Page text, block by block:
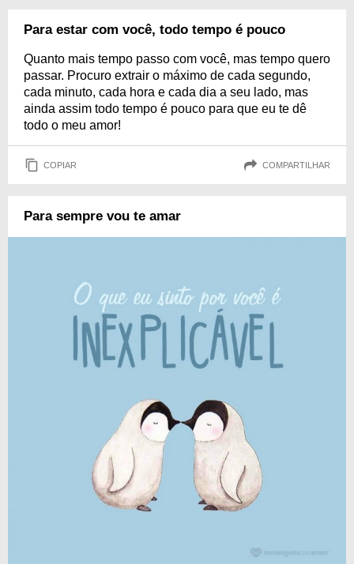
Para estar com você, todo tempo é pouco
Quanto mais tempo passo com você, mas tempo quero
passar. Procuro extrair o máximo de cada segundo,
cada minuto, cada hora e cada dia a seu lado, mas
ainda assim todo tempo é pouco para que eu te dê
todo o meu amor!
COPIAR COMPARTILHAR
Para sempre vou te amar